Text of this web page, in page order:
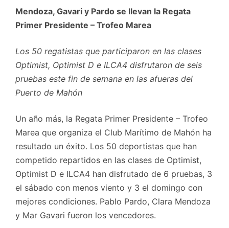
Mendoza, Gavari y Pardo se llevan la Regata
Primer Presidente – Trofeo Marea
Los 50 regatistas que participaron en las clases
Optimist, Optimist D e ILCA4 disfrutaron de seis
pruebas este fin de semana en las afueras del
Puerto de Mahón
Un año más, la Regata Primer Presidente – Trofeo
Marea que organiza el Club Marítimo de Mahón ha
resultado un éxito. Los 50 deportistas que han
competido repartidos en las clases de Optimist,
Optimist D e ILCA4 han disfrutado de 6 pruebas, 3
el sábado con menos viento y 3 el domingo con
mejores condiciones. Pablo Pardo, Clara Mendoza
y Mar Gavari fueron los vencedores.